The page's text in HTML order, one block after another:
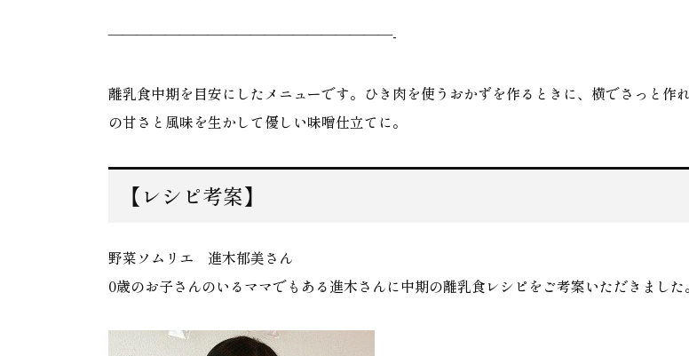
————————————————————-
離乳食中期を目安にしたメニューです。ひき肉を使うおかずを作るときに、横でさっと作
の甘さと風味を生かして優しい味噌仕立てに。
【レシピ考案】
野菜ソムリエ 進木郁美さん
0歳のお子さんのいるママでもある進木さんに中期の離乳食レシピをご考案いただきました。